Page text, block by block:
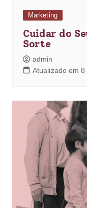
Marketing
Cuidar do
Sorte
admin
Atualizado em